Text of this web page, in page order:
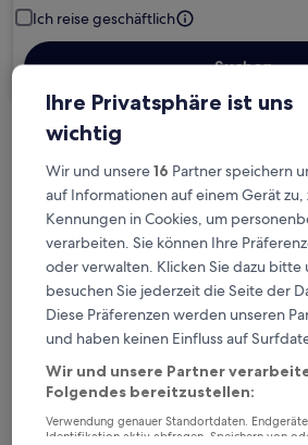
Ich reise geschäftlich
Suchen
Kostenlose Stornierung bei
Planänderungen
Verdiene Prämien für jede
wahrgenommene
Mehr sparen mit Preisen
Überprüfe die Preise für
Ihre Privatsphäre ist uns
wichtig
Wir und unsere16 Partner speichern
auf Informationen auf einem Gerät
Kennungen in Cookies, um
verarbeiten. Sie können Ihre
oder verwalten. Klicken Sie dazu bitte
besuchen Sie jederzeit die Seite der
Diese Präferenzen werden unseren
und haben keinen Einfluss auf
Wir und unsere Partner
Folgendes bereitzustellen:
Verwendung genauer Standortdaten.
Identifikation aktiv abfragen. Speichern von